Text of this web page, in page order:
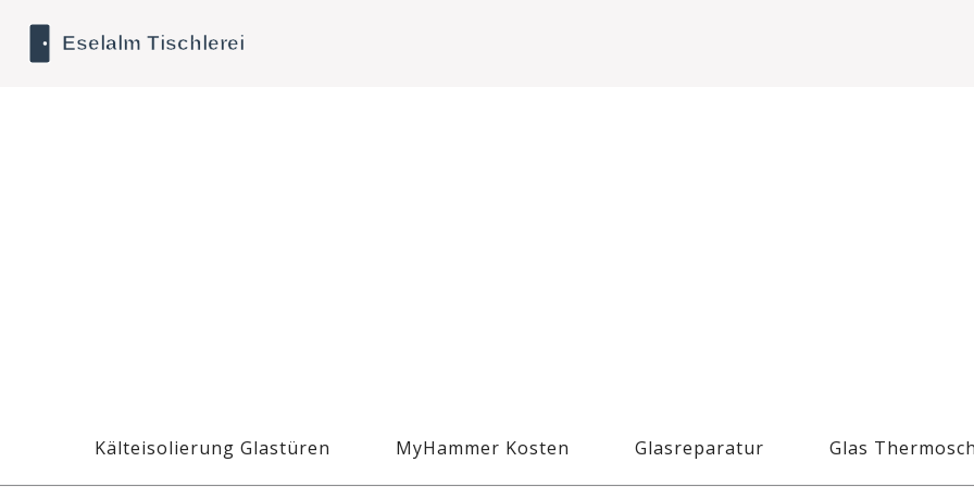
Kälteisolierung Glastüren MyHammer Kosten Glasreparatur Glas